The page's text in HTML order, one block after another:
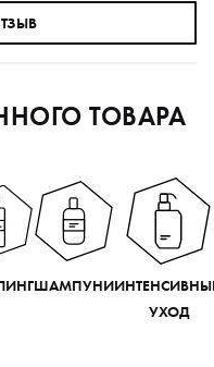
ТОВАРА
ШАМПУНИ
УХОД